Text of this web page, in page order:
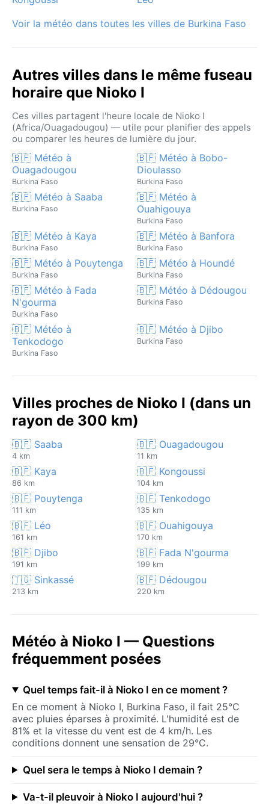
Voir la météo dans toutes les villes de Burkina Faso
Autres villes dans le même fuseau
horaire que Nioko I
Ces villes partagent l'heure locale de Nioko I
(Africa/Ouagadougou) — utile pour planifier des appels
ou comparer les heures de lumière du jour.
🇧🇫 Météo à
Ouagadougou
Burkina Faso
🇧🇫 Météo à Bobo-
Dioulasso
Burkina Faso
🇧🇫 Météo à Saaba
Burkina Faso
🇧🇫 Météo à
Ouahigouya
Burkina Faso
🇧🇫 Météo à Kaya
Burkina Faso
🇧🇫 Météo à Banfora
Burkina Faso
🇧🇫 Météo à Pouytenga
Burkina Faso
🇧🇫 Météo à Houndé
Burkina Faso
🇧🇫 Météo à Fada
N'gourma
Burkina Faso
🇧🇫 Météo à Dédougou
Burkina Faso
🇧🇫 Météo à
Tenkodogo
Burkina Faso
🇧🇫 Météo à Djibo
Burkina Faso
Villes proches de Nioko I (dans un
rayon de 300 km)
🇧🇫 Saaba
4 km
🇧🇫 Ouagadougou
11 km
🇧🇫 Kaya
86 km
🇧🇫 Kongoussi
104 km
🇧🇫 Pouytenga
111 km
🇧🇫 Tenkodogo
135 km
🇧🇫 Léo
161 km
🇧🇫 Ouahigouya
170 km
🇧🇫 Djibo
191 km
🇧🇫 Fada N'gourma
199 km
🇹🇬 Sinkassé
213 km
🇧🇫 Dédougou
220 km
Météo à Nioko I — Questions
fréquemment posées
Quel temps fait-il à Nioko I en ce moment ?
En ce moment à Nioko I, Burkina Faso, il fait 25°C
avec pluies éparses à proximité. L'humidité est de
81% et la vitesse du vent est de 4 km/h. Les
conditions donnent une sensation de 29°C.
Quel sera le temps à Nioko I demain ?
Va-t-il pleuvoir à Nioko I aujourd'hui ?